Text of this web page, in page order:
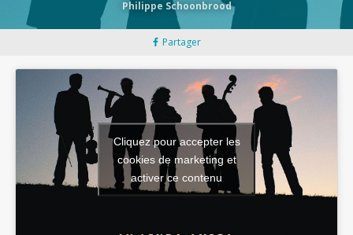
Philippe Schoonbrood
Partager
Cliquez pour accepter les
cookies de marketing et
activer ce contenu